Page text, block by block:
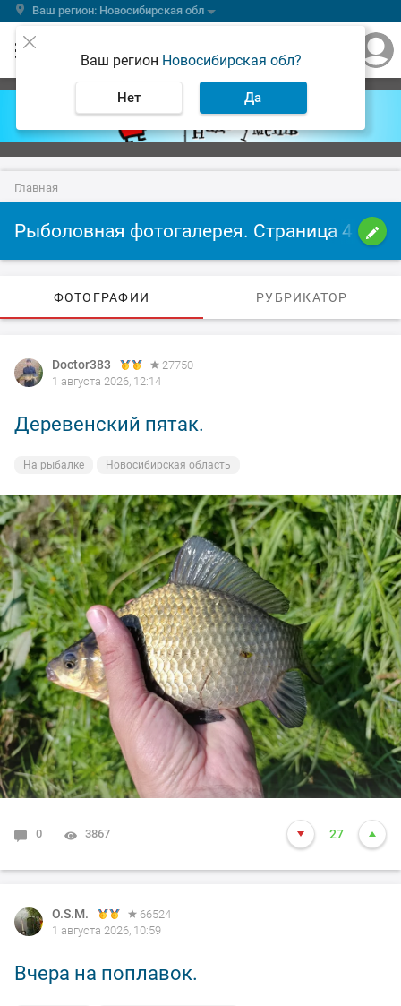
Ваш регион: Новосибирская обл
Ваш регион Новосибирская обл?
Нет Да
Главная
Рыболовная фотогалерея. Страница 4
ФОТОГРАФИИ РУБРИКАТОР
Doctor383
27750
1 августа 2026, 12:14
Деревенский пятак.
На рыбалке Новосибирская область
0 3867 27
O.S.M.
66524
1 августа 2026, 10:59
Вчера на поплавок.